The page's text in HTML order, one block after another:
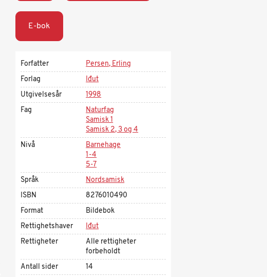
E-bok
Forfatter
Persen, Erling
Forlag
Iđut
Utgivelsesår
1998
Fag
Naturfag
Samisk 1
Samisk 2, 3 og 4
Nivå
Barnehage
1-4
5-7
Språk
Nordsamisk
ISBN
8276010490
Format
Bildebok
Rettighetshaver
Iđut
Rettigheter
Alle rettigheter
forbeholdt
Antall sider
14